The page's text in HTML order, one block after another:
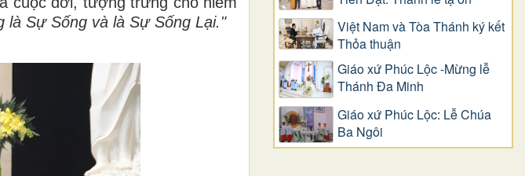
là Sự Sống và là Sự Sống Lại."
Việt Nam và Tòa Thánh ký kết
Thỏa thuận
Giáo xứ Phúc Lộc -Mừng lễ
Thánh Đa Minh
Giáo xứ Phúc Lộc: Lễ Chúa
Ba Ngôi